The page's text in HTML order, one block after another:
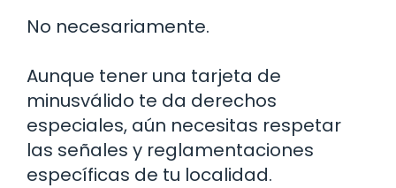
No necesariamente.
Aunque tener una tarjeta de
minusválido te da derechos
especiales, aún necesitas respetar
las señales y reglamentaciones
específicas de tu localidad.